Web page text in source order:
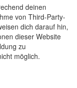
deinen
von Third-Party-
dich darauf hin,
dieser Website
zu
möglich.